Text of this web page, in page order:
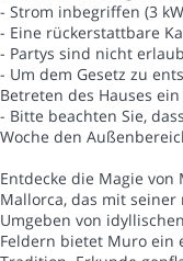
- Strom inbegriffen (3
- Eine rückerstattbare
- Partys sind nicht
- Um dem Gesetz zu
Betreten des Hauses
- Bitte beachten Sie,
Woche den
Entdecke die Magie
Mallorca, das mit
Umgeben von
Feldern bietet Muro ein